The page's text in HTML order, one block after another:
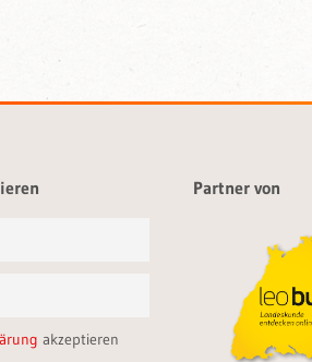
akzeptieren
Partner von